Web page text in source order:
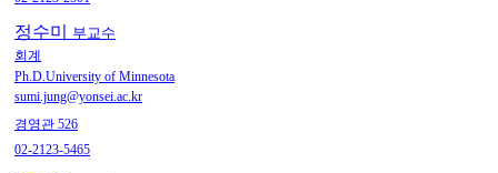
정수미 부교수
회계
Ph.D.University of Minnesota
sumi.jung@yonsei.ac.kr
경영관 526
02-2123-5465